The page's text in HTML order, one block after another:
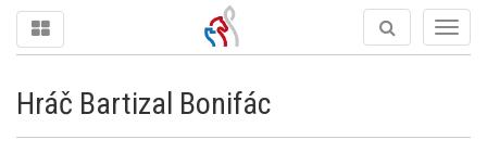
Hráč Bartizal Bonifác